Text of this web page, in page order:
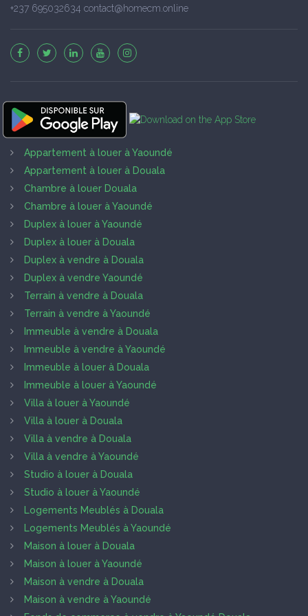
+237 695032634 contact@homecm.online
Appartement à louer à Yaoundé
Appartement à louer à Douala
Chambre à louer Douala
Chambre à louer à Yaoundé
Duplex à louer à Yaoundé
Duplex à louer à Douala
Duplex à vendre à Douala
Duplex à vendre Yaoundé
Terrain à vendre à Douala
Terrain à vendre à Yaoundé
Immeuble à vendre à Douala
Immeuble à vendre à Yaoundé
Immeuble à louer à Douala
Immeuble à louer à Yaoundé
Villa à louer à Yaoundé
Villa à louer à Douala
Villa à vendre à Douala
Villa à vendre à Yaoundé
Studio à louer à Douala
Studio à louer à Yaoundé
Logements Meublés à Douala
Logements Meublés à Yaoundé
Maison à louer à Douala
Maison à louer à Yaoundé
Maison à vendre à Douala
Maison à vendre à Yaoundé